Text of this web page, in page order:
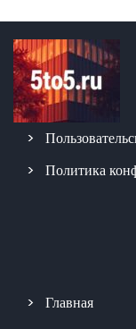
Политика
Главная